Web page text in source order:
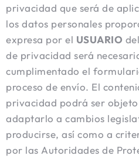
privacidad que será de
los datos personales
expresa por el USUARIO
de privacidad será
cumplimentado el
proceso de envío. El
privacidad podrá ser
adaptarlo a cambios
producirse, así como a
por las Autoridades de